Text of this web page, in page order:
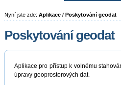
Nyní jste zde: Aplikace / Poskytování geodat
Poskytování geodat
Aplikace pro přístup k volnému
úpravy geoprostorových dat.